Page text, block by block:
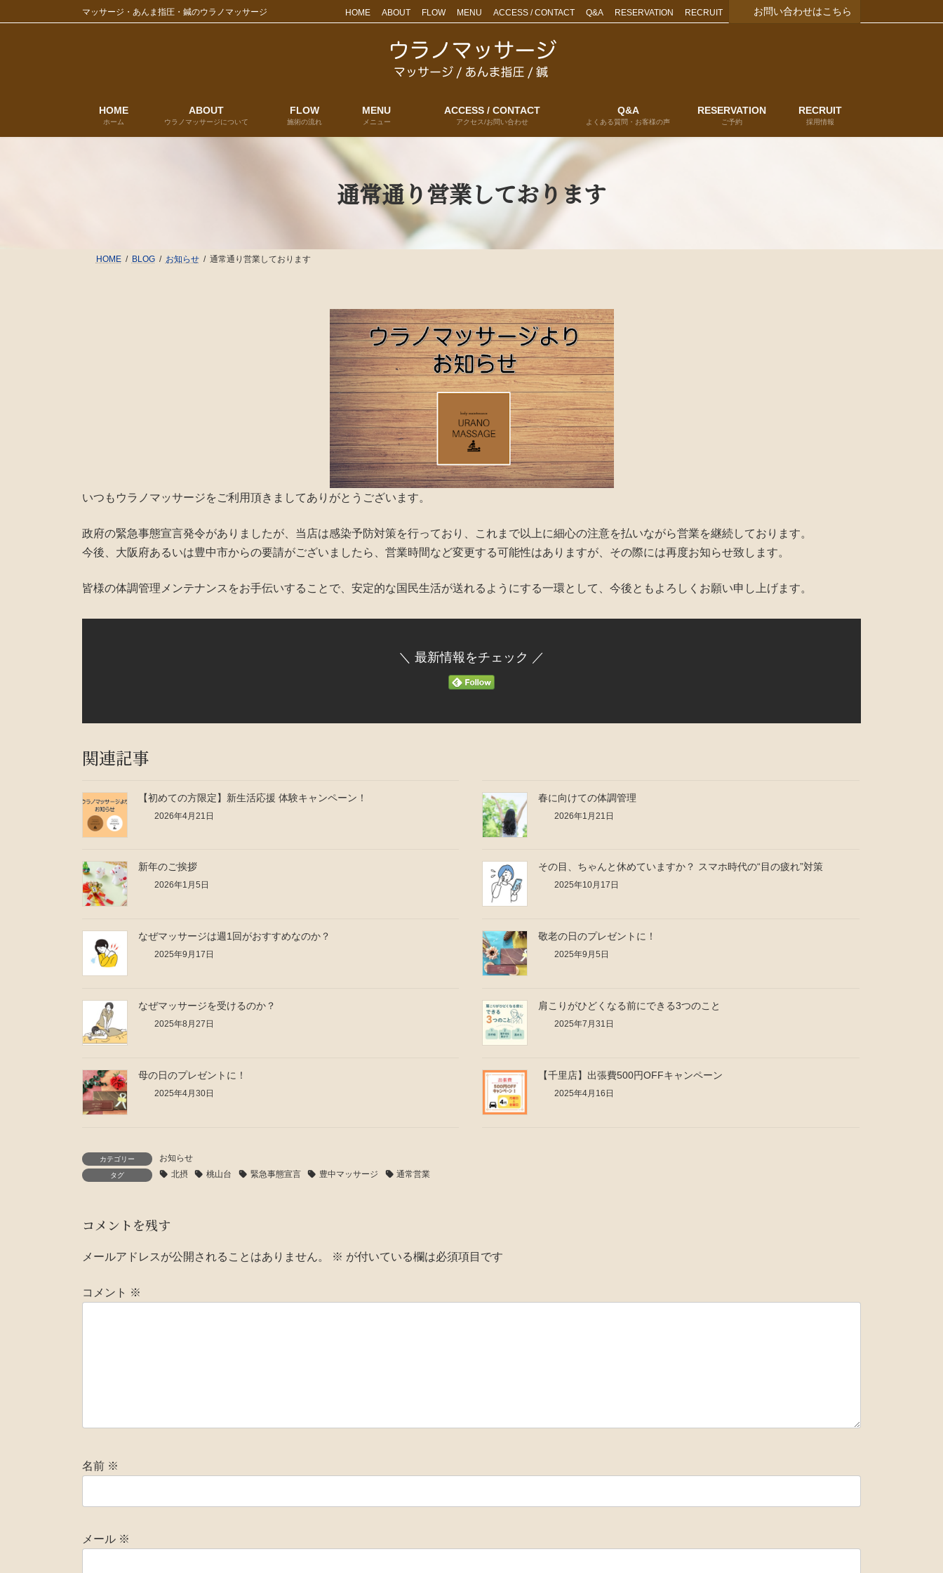
ン
プ
ビ
動
マッサージ・あんま指圧・鍼のウラノマッサージ HOME ABOUT FLOW MENU ACCESS / CONTACT Q&A RESERVATION RECRUIT お問い合わせはこちら
HOME
ホーム
ABOUT
ウラノマッサージについて
FLOW
施術の流れ
MENU
メニュー
ACCESS / CONTACT
アクセス/お問い合わせ
Q&A
よくある質問・お客様の声
RESERVATION
ご予約
RECRUIT
採用情報
通常通り営業しております
HOME BLOG お知らせ 通常通り営業しております
いつもウラノマッサージをご利用頂きましてありがとうございます。
政府の緊急事態宣言発令がありましたが、当店は感染予防対策を行っており、これまで以上に細心の注意を払いながら営業を継続しております。
今後、大阪府あるいは豊中市からの要請がございましたら、営業時間など変更する可能性はありますが、その際には再度お知らせ致します。
皆様の体調管理メンテナンスをお手伝いすることで、安定的な国民生活が送れるようにする一環として、今後ともよろしくお願い申し上げます。
＼ 最新情報をチェック ／
関連記事
【初めての方限定】新生活応援 体験キャンペーン！
2026年4月21日
春に向けての体調管理
2026年1月21日
新年のご挨拶
2026年1月5日
その目、ちゃんと休めていますか？ スマホ時代の“目の疲れ”対策
2025年10月17日
なぜマッサージは週1回がおすすめなのか？
2025年9月17日
敬老の日のプレゼントに！
2025年9月5日
なぜマッサージを受けるのか？
2025年8月27日
肩こりがひどくなる前にできる3つのこと
2025年7月31日
母の日のプレゼントに！
2025年4月30日
【千里店】出張費500円OFFキャンペーン
2025年4月16日
カテゴリー お知らせ
タグ 北摂 桃山台 緊急事態宣言 豊中マッサージ 通常営業
コメントを残す
メールアドレスが公開されることはありません。 ※ が付いている欄は必須項目です
コメント ※
名前 ※
メール ※